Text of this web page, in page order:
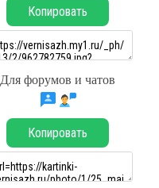
Копировать
Для форумов и чатов
Копировать